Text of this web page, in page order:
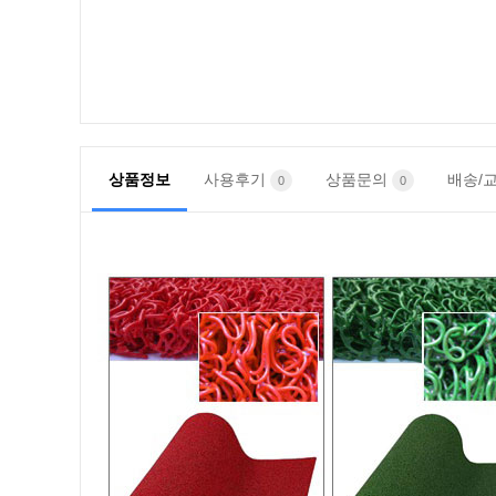
상품정보 사용후기 0 상품문의 0 배송/